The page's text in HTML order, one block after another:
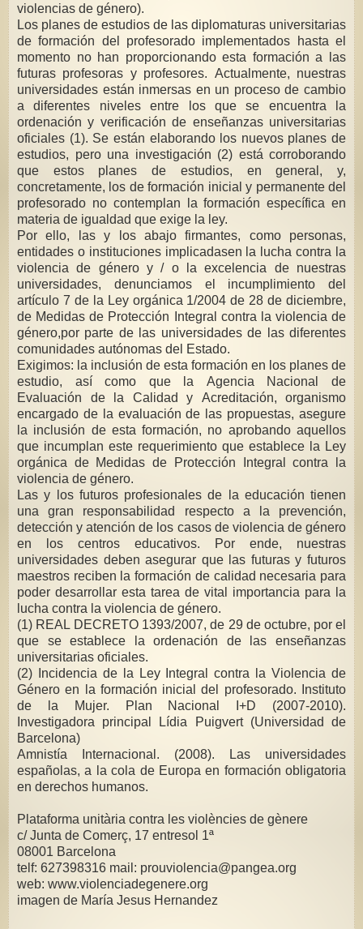
violencias de género).
Los planes de estudios de las diplomaturas universitarias
de formación del profesorado implementados hasta el
momento no han proporcionando esta formación a las
futuras profesoras y profesores. Actualmente, nuestras
universidades están inmersas en un proceso de cambio
a diferentes niveles entre los que se encuentra la
ordenación y verificación de enseñanzas universitarias
oficiales (1). Se están elaborando los nuevos planes de
estudios, pero una investigación (2) está corroborando
que estos planes de estudios, en general, y,
concretamente, los de formación inicial y permanente del
profesorado no contemplan la formación específica en
materia de igualdad que exige la ley.
Por ello, las y los abajo firmantes, como personas,
entidades o instituciones implicadasen la lucha contra la
violencia de género y / o la excelencia de nuestras
universidades, denunciamos el incumplimiento del
artículo 7 de la Ley orgánica 1/2004 de 28 de diciembre,
de Medidas de Protección Integral contra la violencia de
género,por parte de las universidades de las diferentes
comunidades autónomas del Estado.
Exigimos: la inclusión de esta formación en los planes de
estudio, así como que la Agencia Nacional de
Evaluación de la Calidad y Acreditación, organismo
encargado de la evaluación de las propuestas, asegure
la inclusión de esta formación, no aprobando aquellos
que incumplan este requerimiento que establece la Ley
orgánica de Medidas de Protección Integral contra la
violencia de género.
Las y los futuros profesionales de la educación tienen
una gran responsabilidad respecto a la prevención,
detección y atención de los casos de violencia de género
en los centros educativos. Por ende, nuestras
universidades deben asegurar que las futuras y futuros
maestros reciben la formación de calidad necesaria para
poder desarrollar esta tarea de vital importancia para la
lucha contra la violencia de género.
(1) REAL DECRETO 1393/2007, de 29 de octubre, por el
que se establece la ordenación de las enseñanzas
universitarias oficiales.
(2) Incidencia de la Ley Integral contra la Violencia de
Género en la formación inicial del profesorado. Instituto
de la Mujer. Plan Nacional I+D (2007-2010).
Investigadora principal Lídia Puigvert (Universidad de
Barcelona)
Amnistía Internacional. (2008). Las universidades
españolas, a la cola de Europa en formación obligatoria
en derechos humanos.
Plataforma unitària contra les violències de gènere
c/ Junta de Comerç, 17 entresol 1ª
08001 Barcelona
telf: 627398316 mail: prouviolencia@pangea.org
web: www.violenciadegenere.org
imagen de María Jesus Hernandez